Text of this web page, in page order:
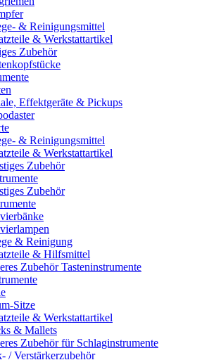
& Reinigungsmittel
& Werkstattartikel
Zubehör
Effektgeräte & Pickups
& Reinigungsmittel
& Werkstattartikel
Zubehör
Zubehör
& Reinigung
& Hilfsmittel
Zubehör Tasteninstrumente
Sitze
& Werkstattartikel
& Mallets
Zubehör für Schlaginstrumente
/ Verstärkerzubehör